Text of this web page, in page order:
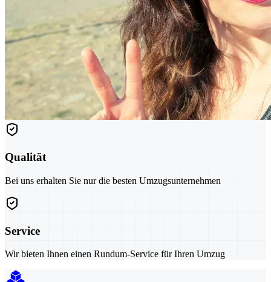
Qualität
Bei uns erhalten Sie nur die besten Umzugsunternehmen
Service
Wir bieten Ihnen einen Rundum-Service für Ihren Umzug